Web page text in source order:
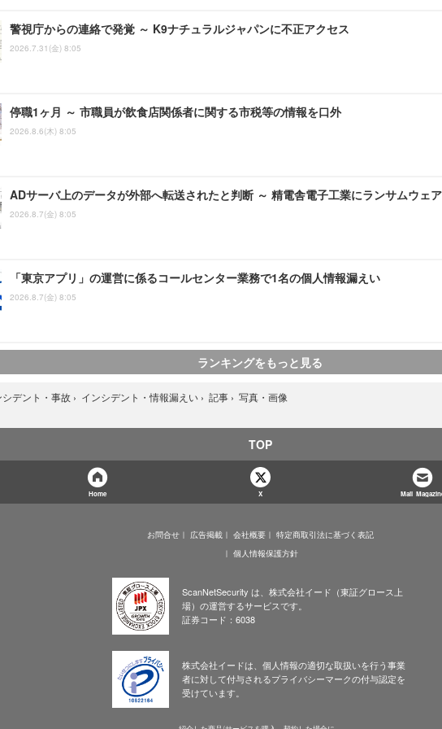
警視庁からの連絡で発覚 ～ K9ナチュラルジャパンに不正アクセス
2026.7.31(金) 8:05
停職1ヶ月 ～ 市職員が飲食店関係者に関する市税等の情報を口外
2026.8.6(木) 8:05
ADサーバ上のデータが外部へ転送されたと判断 ～ 精電舎電子工業にランサムウェ
2026.8.7(金) 8:05
「東京アプリ」の運営に係るコールセンター業務で1名の個人情報漏えい
2026.8.7(金) 8:05
ランキングをもっと見る
シデント・事故 › インシデント・情報漏えい › 記事 › 写真・画像
TOP
Home X Mail
お問合せ 広告掲載 会社概要
特定商取引法に基づく表記
個人情報保護方針
ScanNetSecurity は、株式会社イード（東証グロース上
場）の運営するサービスです。
証券コード：6038
株式会社イードは、個人情報の適切な取扱いを行う事業
者に対して付与されるプライバシーマークの付与認定を
受けています。